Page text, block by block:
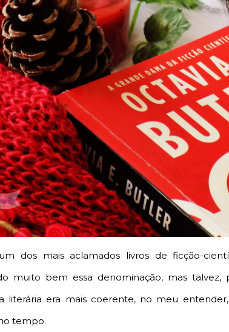
dos mais aclamados livros de ficção-
muito bem essa denominação, mas
literária era mais coerente, no meu
tempo.